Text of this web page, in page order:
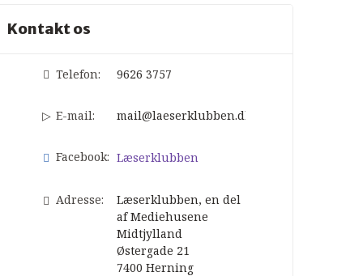
Kontakt os
Telefon: 9626 3757
E-mail: mail@laeserklubben.dk
Facebook: Læserklubben
Adresse:
Læserklubben, en del
af Mediehusene
Midtjylland
Østergade 21
7400Herning